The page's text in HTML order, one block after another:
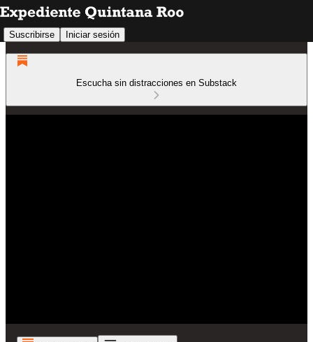
Suscribirse Iniciar sesión
Escucha sin distracciones en Substack